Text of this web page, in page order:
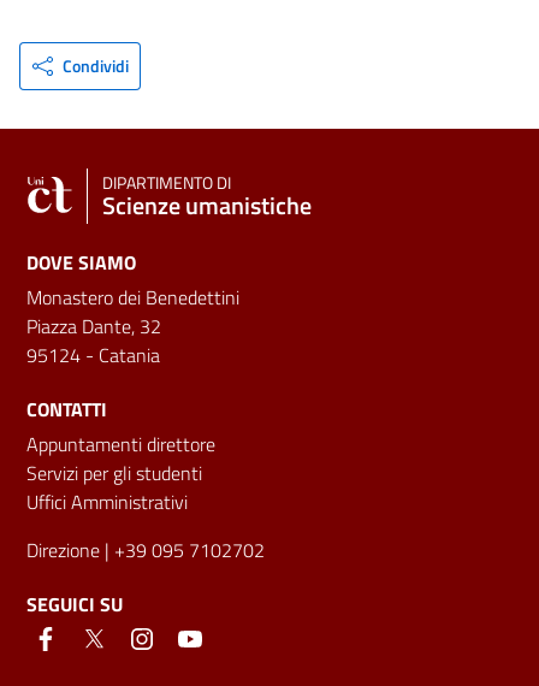
Condividi
DIPARTIMENTO DI
Scienze umanistiche
DOVE SIAMO
Monastero dei Benedettini
Piazza Dante, 32
95124 - Catania
CONTATTI
Appuntamenti direttore
Servizi per gli studenti
Uffici Amministrativi
Direzione | +39 095 7102702
SEGUICI SU